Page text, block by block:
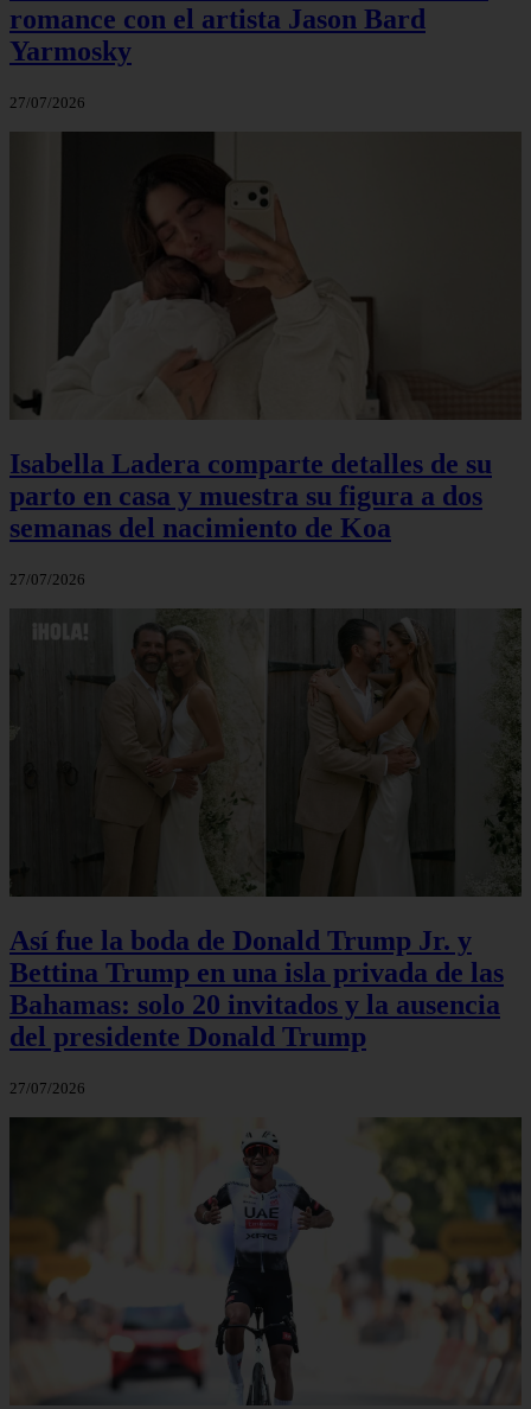
romance con el artista Jason Bard
Yarmosky
27/07/2026
Isabella Ladera comparte detalles de su
parto en casa y muestra su figura a dos
semanas del nacimiento de Koa
27/07/2026
Así fue la boda de Donald Trump Jr. y
Bettina Trump en una isla privada de las
Bahamas: solo 20 invitados y la ausencia
del presidente Donald Trump
27/07/2026